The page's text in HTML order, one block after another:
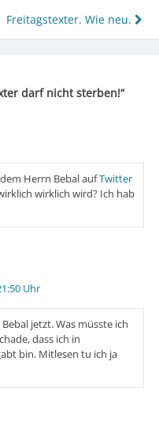
Freitagstexter. Wie neu.
darf nicht sterben!“
Herrn Bebal aufTwitter
wirklich wird? Ich hab
Uhr
jetzt. Was müsste ich
dass ich in
bin. Mitlesen tu ich ja